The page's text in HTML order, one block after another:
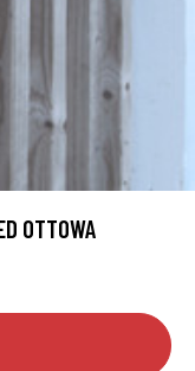
OTTOWA